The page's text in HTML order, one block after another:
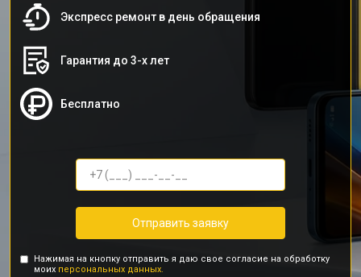
Экспресс ремонт в день обращения
Гарантия до 3-х лет
Бесплатно
Отправить заявку
Нажимая на кнопку отправить я даю свое согласие на обработку
моих персональных данных.